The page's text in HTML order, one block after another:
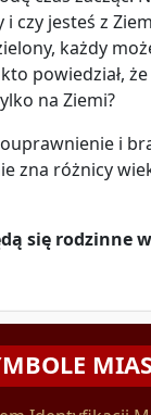
czy jesteś z
każdy
powiedział,
na Ziemi?
i
zna różnicy
się rodzinne